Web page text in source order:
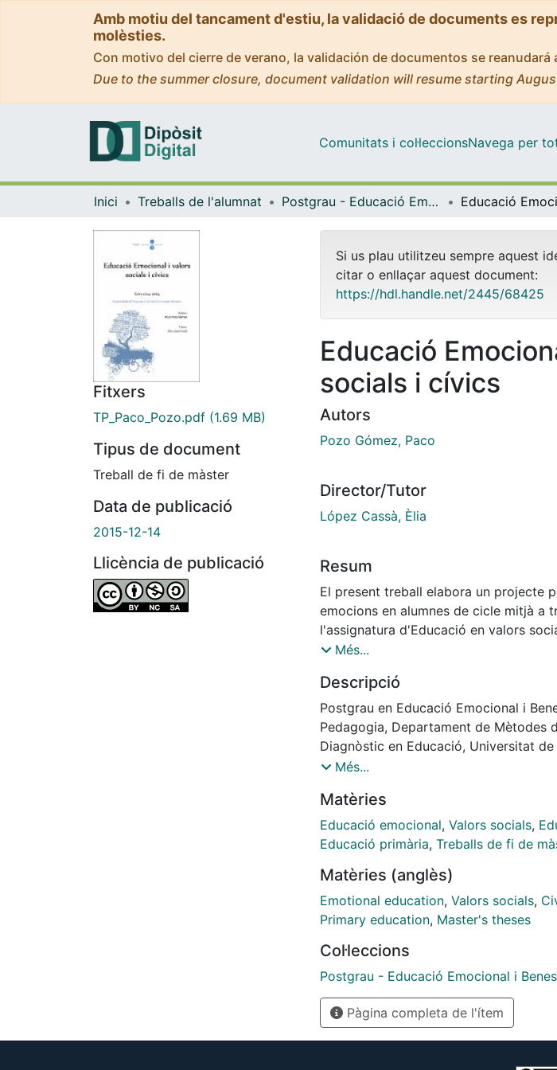
Amb motiu del tancament d'estiu, la validació de documents es
molèsties.
Con motivo del cierre de verano, la validación de documentos se
Due to the summer closure, document validation will resume starting
Comunitats i col·leccionsNavega per
Inici Treballs de l'alumnat Postgrau - Educació Emocional i Benestar [Presencial]
Fitxers
TP_Paco_Pozo.pdf (1.69 MB)
Tipus de document
Treball de fi de màster
Data de publicació
2015-12-14
Llicència de publicació
Si us plau utilitzeu sempre aquest
citar o enllaçar aquest document:
https://hdl.handle.net/2445/68425
Educació
socials i cívics
Autors
Pozo Gómez, Paco
Director/Tutor
López Cassà, Èlia
Resum
El present treball elabora un projecte
emocions en alumnes de cicle mitjà a
l'assignatura d'Educació en valors
principalment la competència de la
regulació emocional amb la d’aprendre
autònoma i coherent. L'autor
avalua el programa d'intervenció
aplicat concretament a un grup de
primària.
Més...
Descripció
Postgrau en Educació Emocional i
Pedagogia, Departament de Mètodes
Diagnòstic en Educació, Universitat de
2014-2015, Tutor/Tutora: Èlia López
Més...
Matèries
Educació emocional, Valors socials,
Educació primària, Treballs de fi de
Matèries (anglès)
Emotional education, Valors socials,
Primary education, Master's theses
Col·leccions
Postgrau - Educació Emocional i
Pàgina completa de l'ítem